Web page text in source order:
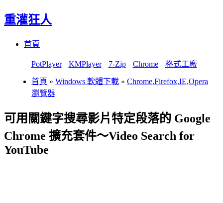
重灌狂人
首頁
PotPlayer KMPlayer 7-Zip Chrome 格式工廠
首頁 » Windows 軟體下載 » Chrome,Firefox,IE,Opera
瀏覽器
可用關鍵字搜尋影片特定段落的 Google
Chrome 擴充套件～Video Search for
YouTube